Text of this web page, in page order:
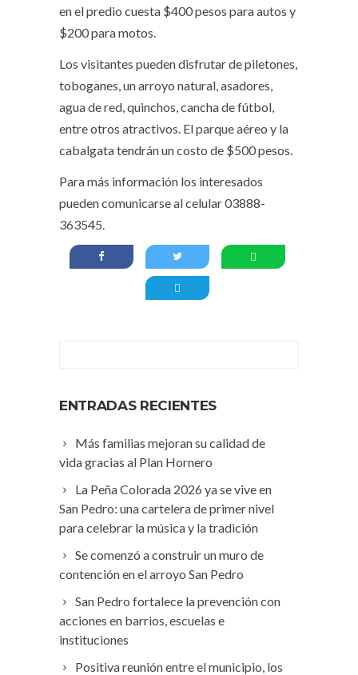
en el predio cuesta $400 pesos para autos y
$200 para motos.
Los visitantes pueden disfrutar de piletones,
toboganes, un arroyo natural, asadores,
agua de red, quinchos, cancha de fútbol,
entre otros atractivos. El parque aéreo y la
cabalgata tendrán un costo de $500 pesos.
Para más información los interesados
pueden comunicarse al celular 03888-
363545.
ENTRADAS RECIENTES
Más familias mejoran su calidad de
vida gracias al Plan Hornero
La Peña Colorada 2026 ya se vive en
San Pedro: una cartelera de primer nivel
para celebrar la música y la tradición
Se comenzó a construir un muro de
contención en el arroyo San Pedro
San Pedro fortalece la prevención con
acciones en barrios, escuelas e
instituciones
Positiva reunión entre el municipio, los